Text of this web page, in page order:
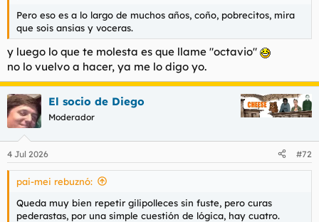
Pero eso es a lo largo de muchos años, coño, pobrecitos, mira
que sois ansias y voceras.
y luego lo que te molesta es que llame "octavio"
no lo vuelvo a hacer, ya me lo digo yo.
El socio de Diego
Moderador
4 Jul 2026 #72
pai-mei rebuznó:
Queda muy bien repetir gilipolleces sin fuste, pero curas
pederastas, por una simple cuestión de lógica, hay cuatro.